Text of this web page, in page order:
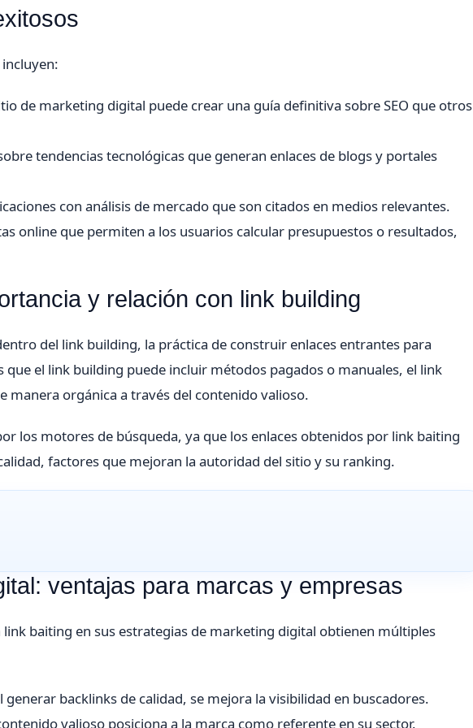
de marketing digital puede crear una guía definitiva sobre SEO que otros
tendencias tecnológicas que generan enlaces de blogs y portales
con análisis de mercado que son citados en medios relevantes.
online que permiten a los usuarios calcular presupuestos o resultados,
y relación con link building
del link building, la práctica de construir enlaces entrantes para
el link building puede incluir métodos pagados o manuales, el link
manera orgánica a través del contenido valioso.
los motores de búsqueda, ya que los enlaces obtenidos por link baiting
factores que mejoran la autoridad del sitio y su ranking.
ventajas para marcas y empresas
baiting en sus estrategias de marketing digital obtienen múltiples
generar backlinks de calidad, se mejora la visibilidad en buscadores.
valioso posiciona a la marca como referente en su sector.